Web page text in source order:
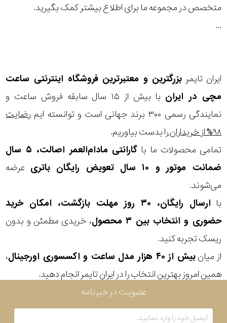
متخصص در مجموعه ما برای اطلاع بیشتر کمک بگیرید.
...
ایران تایمر بزرگترین و معتبرترین فروشگاه اینترنتی ساعت
مچی در ایران
با بیش از ۱۵ سال سابقه فروش ساعت و
نمایندگی رسمی ۳۰۰ برند جهانی است و توانسته ایم
رضایت
۹۸% از خریداران
را بدست بیاوریم.
تمامی محصولات ما با
گارانتی مادام‌العمر اصالت، ۵ سال
ضمانت موتور و ۱۰ سال تعویض رایگان باتری
عرضه
می‌شوند.
با
ارسال رایگان، ۳۰ روز مهلت بازگشت، امکان خرید
حضوری و انتخاب بین ۳ محصول
، خریدی مطمئن و بدون
ریسک تجربه کنید.
از میانبیش از ۴۰ هزار مدل ساعت و اکسسوری اورجینال
،
همین امروز بهترین انتخاب را در ایران تایمر انجام دهید.
بند
در
برابر
آب
شکل
قاب
ویژگی
نوع
موتور
رنگ
عضویت در خبرنامه